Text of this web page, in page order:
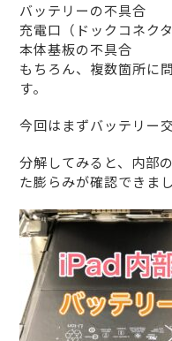
バッテリーの不具合
充電口（ドックコネク
本体基板の不具合
もちろん、複数箇所に
す。
今回はまずバッテリー
分解してみると、内部
た膨らみが確認できまし